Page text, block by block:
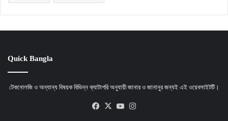
Quick Bangla
টেকনোলজি ও অন্যান্য বিষয়ক বিভিন্ন ক্যাটাগরি অনুযায়ী জানার ও জানানুর জন্যই এই ওয়েবসাইটটি।
Facebook
X YouTube